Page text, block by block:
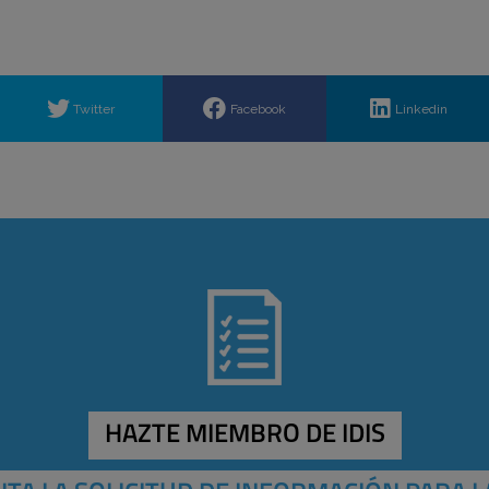
Twitter Facebook Linkedin
HAZTE MIEMBRO DE IDIS